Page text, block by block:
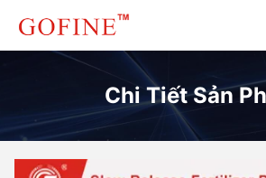
Chi Tiết Sản